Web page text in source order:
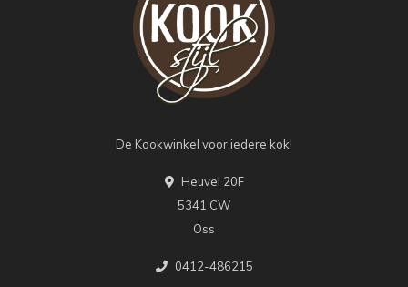
De Kookwinkel voor iedere kok!
Heuvel 20F
5341 CW
Oss
0412-486215